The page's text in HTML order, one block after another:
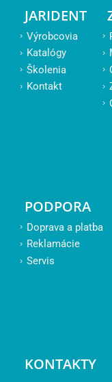
JARIDENT
Výrobcovia
Katalógy
Školenia
Kontakt
PODPORA
Doprava a platba
Reklamácie
Servis
KONTAKTY